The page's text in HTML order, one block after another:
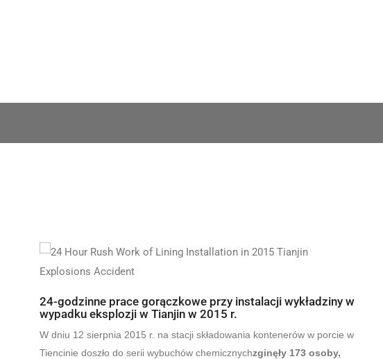
24-godzinne prace gorączkowe przy instalacji wykładziny w
wypadku eksplozji w Tianjin w 2015 r.
W dniu 12 sierpnia 2015 r. na stacji składowania kontenerów w porcie w
Tiencinie doszło do serii wybuchów chemicznychzginęły 173 osoby,